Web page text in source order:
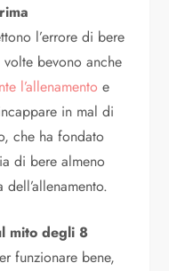
l’errore di bere
volte bevono anche
l’allenamento e
in mal di
che ha fondato
di bere almeno
mito degli 8
funzionare bene,